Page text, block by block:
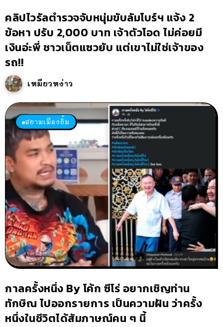
คลิปไวรัลตำรวจจับหนุ่มขับลัมโบร์ฯ แจ้ง 2
ข้อหา ปรับ 2,000 บาท เจ้าตัวโอด ไม่ค่อยมี
เงินอ่ะพี่ ชาวเน็ตแซวยับ แต่เขาไม่ใช่เจ้าของ
รถ!!
เหมียวหง่าว
สยามเมืองยิ้ม
กาลครั้งหนึ่ง By โค้ก ซีโร่ อยากเชิญท่าน
ทักษิณ ไปออกรายการ เป็นความฝัน ว่าครั้ง
หนึ่งในชีวิตได้สัมภาษณ์คน ๆ นี้